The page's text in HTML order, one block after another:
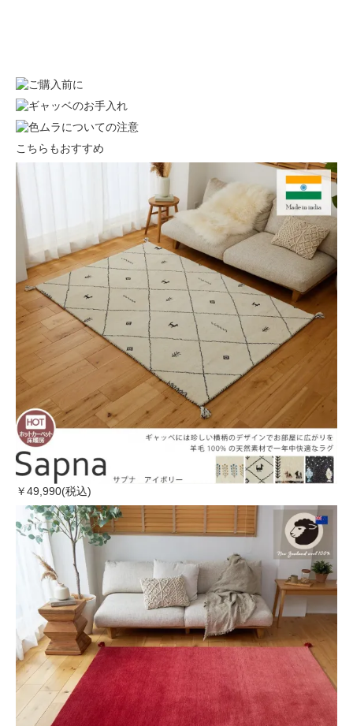
こちらもおすすめ
￥49,990(税込)